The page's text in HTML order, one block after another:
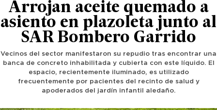
Arrojan aceite quemado a
asiento en plazoleta junto al
SAR Bombero Garrido
Vecinos del sector manifestaron su repudio tras encontrar una
banca de concreto inhabilitada y cubierta con este líquido. El
espacio, recientemente iluminado, es utilizado
frecuentemente por pacientes del recinto de salud y
apoderados del jardín infantil aledaño.